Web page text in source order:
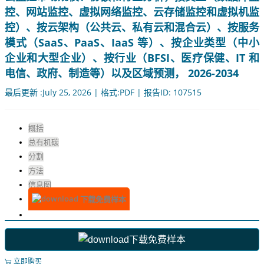
控、网站监控、虚拟网络监控、云存储监控和虚拟机监
控）、按云架构（公共云、私有云和混合云）、按服务
模式（SaaS、PaaS、IaaS 等）、按企业类型（中小
企业和大型企业）、按行业（BFSI、医疗保健、IT 和
电信、政府、制造等）以及区域预测， 2026-2034
最后更新 :July 25, 2026 | 格式:PDF | 报告ID: 107515
概括
总有机碳
分割
方法
信息图
下载免费样本
下载免费样本
立即购买